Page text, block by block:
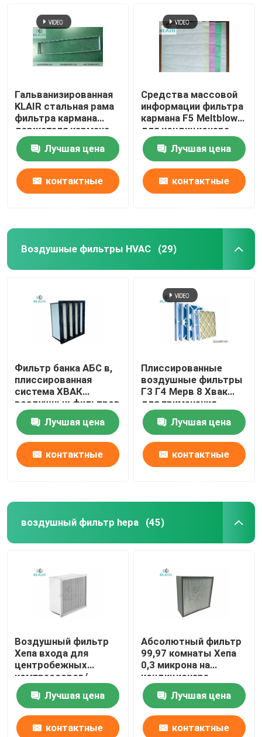
Гальванизированная
KLAIR стальная рама
фильтра кармана
держателя кармана
воздушного фильтра
сумки Лучшая цена
контактные
Средства массовой
информации фильтра
кармана F5 Meltblown
для кондиционера
HVAC
Лучшая цена
контактные
Воздушные фильтры HVAC (29)
Фильтр банка АБС в,
плиссированная
система ХВАК
воздушных фильтров
ХЭПА с пластиковой
рамкойЛучшая цена
контактные
Плиссированные
воздушные фильтры
Г3 Г4 Мерв 8 Хвак
для применения
промышленных/
КоммерикалЛучшая цена
контактные
воздушный фильтр hepa (45)
Воздушный фильтр
Хепа входа для
центробежных
компрессоров/
газовых турбин/
двигателейЛучшая цена
контактные
Абсолютный фильтр
99,97 комнаты Хепа
0,3 микрона на
кондиционере
извлекает споры
прессформы
Лучшая цена
контактные